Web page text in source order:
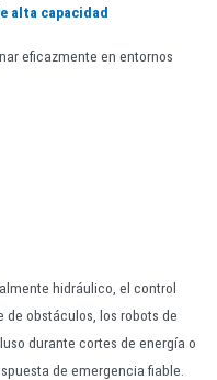
alta capacidad
eficazmente en entornos
hidráulico, el control
obstáculos, los robots de
durante cortes de energía o
de emergencia fiable.